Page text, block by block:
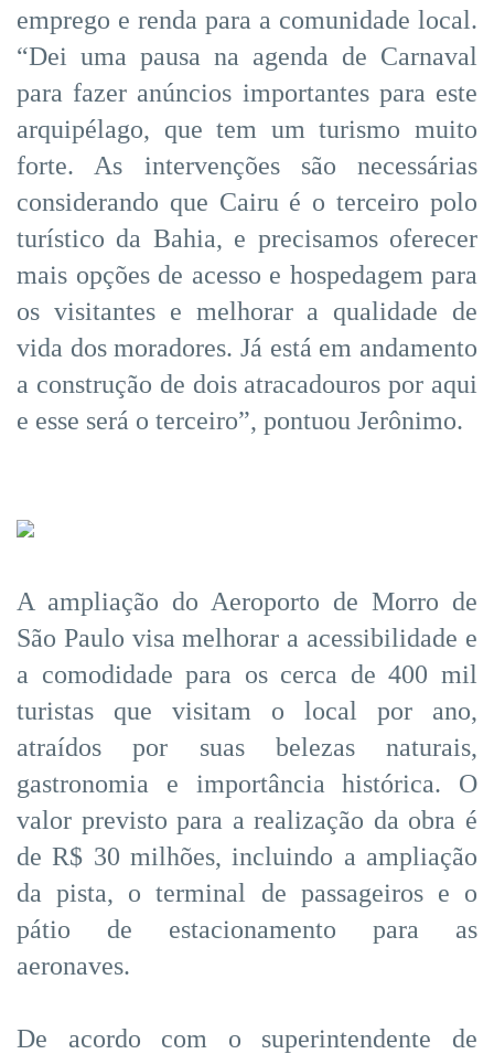
emprego e renda para a comunidade local.
“Dei uma pausa na agenda de Carnaval
para fazer anúncios importantes para este
arquipélago, que tem um turismo muito
forte. As intervenções são necessárias
considerando que Cairu é o terceiro polo
turístico da Bahia, e precisamos oferecer
mais opções de acesso e hospedagem para
os visitantes e melhorar a qualidade de
vida dos moradores. Já está em andamento
a construção de dois atracadouros por aqui
e esse será o terceiro”, pontuou Jerônimo.
A ampliação do Aeroporto de Morro de
São Paulo visa melhorar a acessibilidade e
a comodidade para os cerca de 400 mil
turistas que visitam o local por ano,
atraídos por suas belezas naturais,
gastronomia e importância histórica. O
valor previsto para a realização da obra é
de R$ 30 milhões, incluindo a ampliação
da pista, o terminal de passageiros e o
pátio de estacionamento para as
aeronaves.
De acordo com o superintendente de